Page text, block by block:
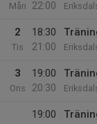
Mån
22:00
2
Tis
18:30
21:00
3
Ons
19:00
20:30
19:00